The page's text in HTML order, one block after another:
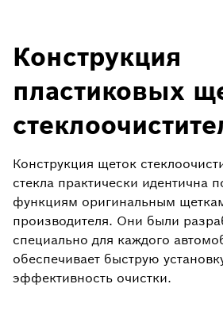
Конструкция
пластиковых
Конструкция щеток
стекла практически идентична
функциям оригинальным
производителя. Они были
специально для каждого
обеспечивает быструю
эффективность очистки.